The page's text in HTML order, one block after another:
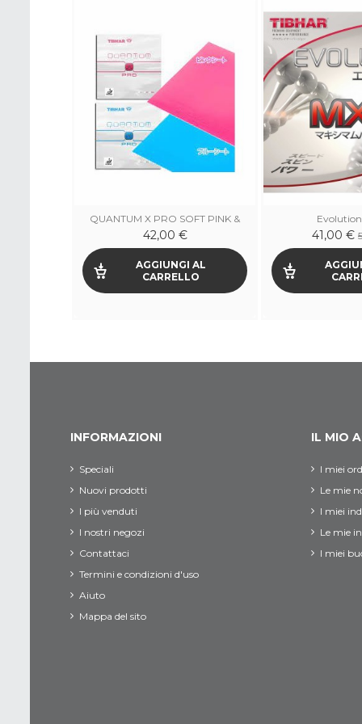
QUANTUM X PRO SOFT PINK &
BLUE
42,00 €
AGGIUNGI AL
CARRELLO
41,00 €
INFORMAZIONI
Speciali
Nuovi prodotti
I più venduti
I nostri negozi
Contattaci
Termini e condizioni d'uso
Aiuto
Mappa del sito
IL MIO
I miei
Le mie
I miei
Le mie
I miei